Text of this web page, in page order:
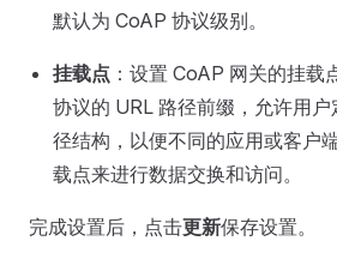
默认为 CoAP 协议级别。
挂载点 ：设置 CoAP 网关的挂载
协议的 URL 路径前缀，允许用
径结构，以便不同的应用或客户
载点来进行数据交换和访问。
完成设置后，点击更新保存设置。